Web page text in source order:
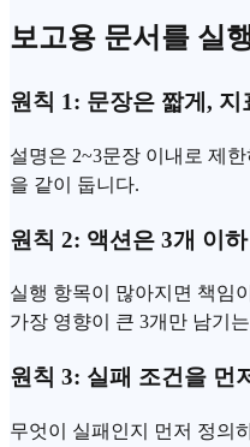
보고용 문서를 실
원칙 1: 문장은 짧게, 지
설명은 2~3문장 이내로 제
을 같이 둡니다.
원칙 2: 액션은 3개 이하
실행 항목이 많아지면 책임
가장 영향이 큰 3개만 남기
원칙 3: 실패 조건을 먼
무엇이 실패인지 먼저 정의